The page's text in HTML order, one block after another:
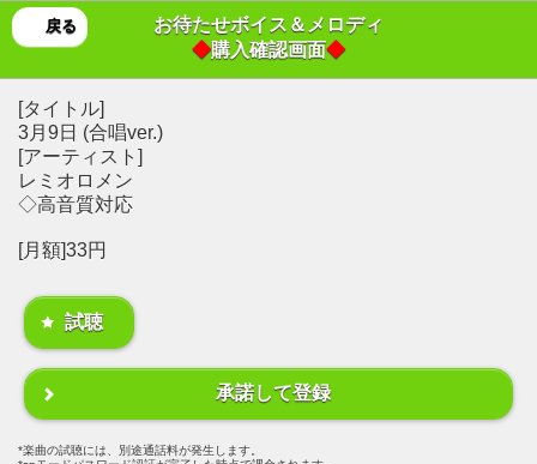
戻る
お待たせボイス＆メロディ
◆購入確認画面◆
[タイトル]
3月9日 (合唱ver.)
[アーティスト]
レミオロメン
◇高音質対応
[月額]33円
試聴
承諾して登録
楽曲の試聴には、別途通話料が発生します。